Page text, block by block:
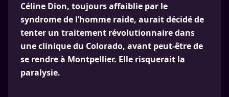
Céline Dion, toujours affaiblie par le
syndrome de l’homme raide, aurait décidé de
tenter un traitement révolutionnaire dans
une clinique du Colorado, avant peut-être de
se rendre à Montpellier. Elle risquerait la
paralysie.